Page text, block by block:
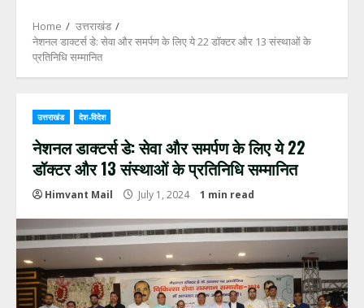
Home
उत्तराखंड
नेशनल डाक्टर्स डे: सेवा और समर्पण के लिए ये 22 डॉक्टर और 13 संस्थाओं के
प्रतिनिधि सम्मानित
उत्तराखंड देश-विदेश
नेशनल डाक्टर्स डे: सेवा और समर्पण के लिए ये 22
डॉक्टर और 13 संस्थाओं के प्रतिनिधि सम्मानित
Himvant Mail July 1, 2024 1 min read